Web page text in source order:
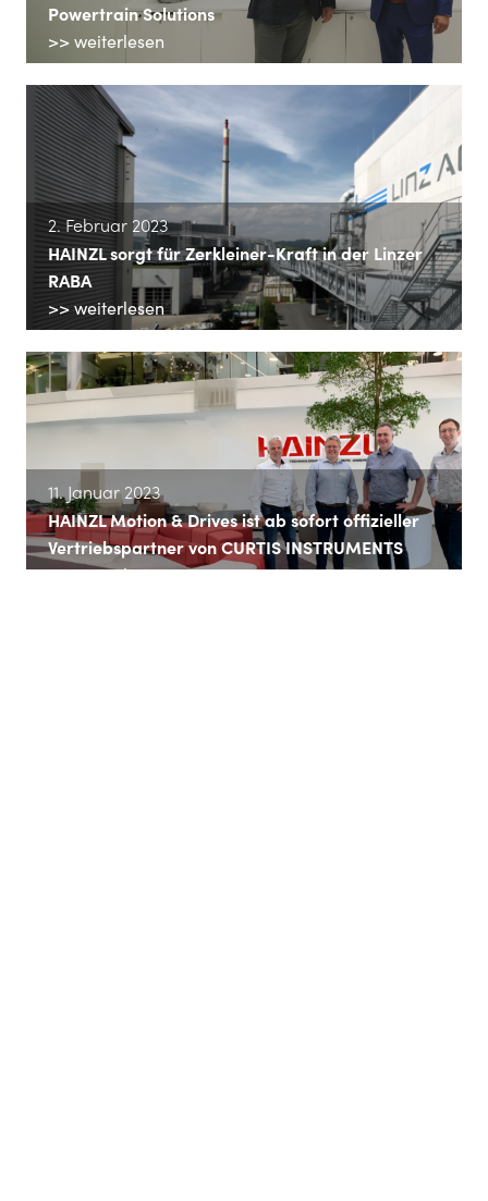
Powertrain Solutions
>> weiterlesen
2. Februar 2023
HAINZL sorgt für Zerkleiner-Kraft in der Linzer
RABA
>> weiterlesen
11. Januar 2023
HAINZL Motion & Drives ist ab sofort offizieller
Vertriebspartner von CURTIS INSTRUMENTS
>> weiterlesen